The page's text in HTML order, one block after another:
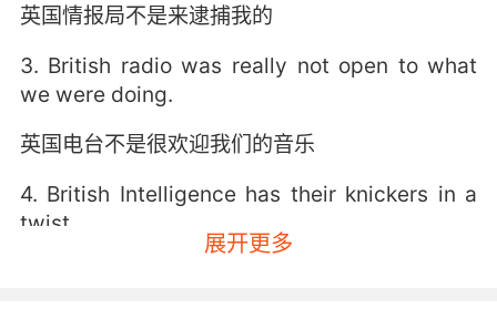
英国情报局不是来逮捕我的
3. British radio was really not open to what
we were doing.
英国电台不是很欢迎我们的音乐
4. British Intelligence has their knickers in a
twist.
展开更多